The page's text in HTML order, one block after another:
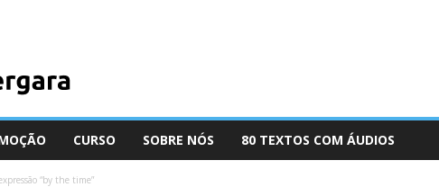
CURSO SOBRE NÓS 80 TEXTOS COM ÁUDIOS
“by the time”